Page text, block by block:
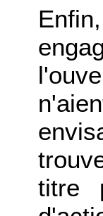
titre